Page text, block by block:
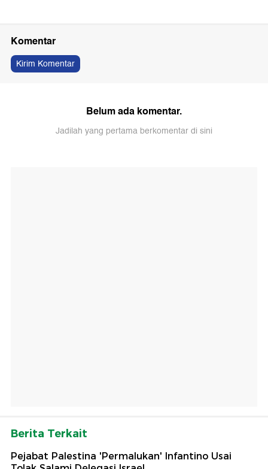
Komentar
Kirim Komentar
Belum ada komentar.
Jadilah yang pertama berkomentar di sini
Berita Terkait
Pejabat Palestina 'Permalukan' Infantino Usai